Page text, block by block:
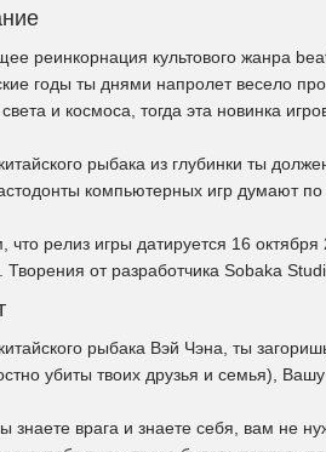
реинкорнация культового жанра
годы ты днями напролет весело
света и космоса, тогда эта новинка
рыбака из глубинки ты
компьютерных игр думают по
что релиз игры датируется 16
Творения от разработчика Sobaka
рыбака Вэй Чэна, ты
убиты твоих друзья и семья),
знаете врага и знаете себя, вам не